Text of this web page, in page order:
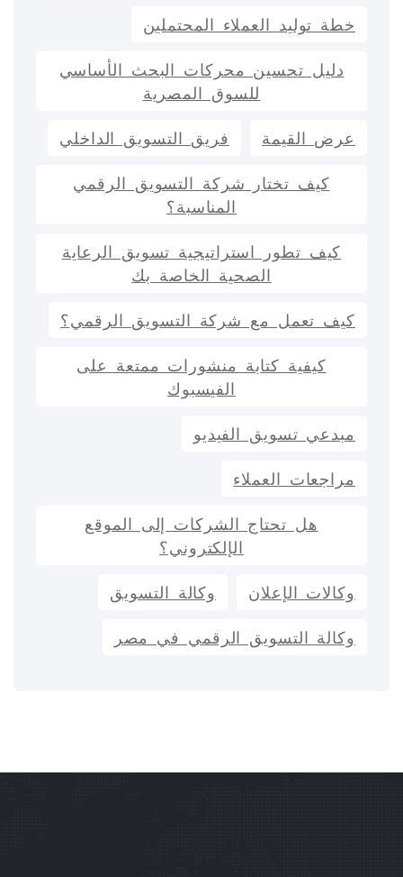
خطة توليد العملاء المحتملين
دليل تحسين محركات البحث الأساسي
للسوق المصرية
عرض القيمة فريق التسويق الداخلي
كيف تختار شركة التسويق الرقمي
المناسبة؟
كيف تطور استراتيجية تسويق الرعاية
الصحية الخاصة بك
كيف تعمل مع شركة التسويق الرقمي؟
كيفية كتابة منشورات ممتعة على
الفيسبوك
مبدعي تسويق الفيديو
مراجعات العملاء
هل تحتاج الشركات إلى الموقع
الإلكتروني؟
وكالات الإعلان وكالة التسويق
وكالة التسويق الرقمي في مصر